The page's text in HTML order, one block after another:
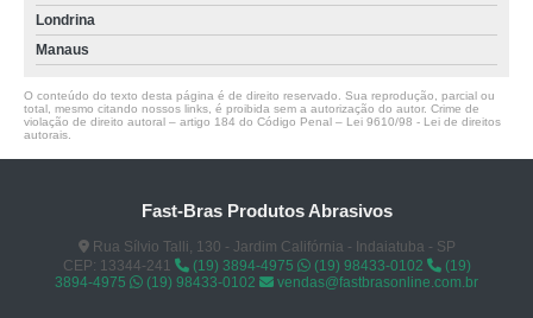
Londrina
Manaus
O conteúdo do texto desta página é de direito reservado. Sua reprodução, parcial ou
total, mesmo citando nossos links, é proibida sem a autorização do autor. Crime de
violação de direito autoral – artigo 184 do Código Penal – Lei 9610/98 - Lei de direitos
autorais
Fast-Bras Produtos Abrasivos
Rua Sílvio Talli, 130 - Jardim Califórnia - Indaiatuba - SP
CEP: 13344-241
(19) 3894-4975 (19) 98433-0102
(19)
3894-4975
(19) 98433-0102 vendas@fastbrasonline.com.br